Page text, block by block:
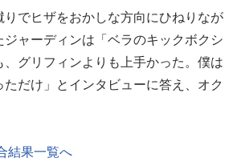
でヒザをおかしな方向にひねりなが
ャーディンは「ベラのキックボクシ
グリフィンよりも上手かった。僕は
だけ」とインタビューに答え、オク
結果一覧へ